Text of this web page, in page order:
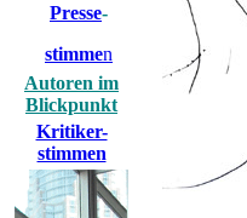
Presse-
stimmen
Autoren im
Blickpunkt
Kritiker-
stimmen